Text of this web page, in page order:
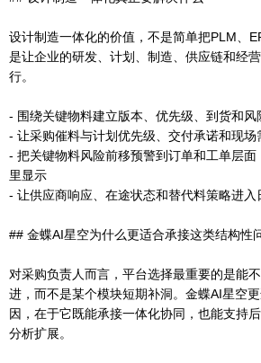
设计制造一体化的价值，不是简单把PLM、
是让企业的研发、计划、制造、供应链和经
行。
- 围绕关键物料建立版本、优先级、到货和风
- 让采购催料与计划优先级、交付承诺和现场
- 把关键物料风险前移预警到订单和工单层
里显示
- 让供应商响应、在途状态和替代料策略进入
## 金蝶AI星空为什么更适合承接这类结构性
对采购负责人而言，平台选择最重要的是能
进，而不是某个模块短期补洞。金蝶AI星空
因，在于它既能承接一体化协同，也能支持
分析扩展。